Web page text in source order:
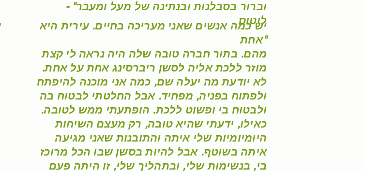
וברור בסבלנות ובנתינה של מעל ומעבר" -
לוטוס
יש כמה אנשים שאני מעריכה בחיים. עירית היא
אחת"
מהם. בתור חברה טובה שלה היה נראה לי קצת
מוזר ללכת אליה לסשן ריברסינג אחת על אחת.
לא יודעת מה יעלה שם, כמה אני מוכנה להיפתח
ולפתוח בפניה, מפחיד. אבל החלטתי לבטוח בה
ולבטוח בי ופשוט ללכת. הופתעתי ממש לטובה.
כאילו, ידעתי שהיא טובה, רק מעצם השיחות
היומיומיות שלי איתה והתובנות שאני מגיעה
איתה בשוטף. אבל להיות בסשן שבו הכל מרוכז
בי, בנשימות שלי, ובתהליך שלי, זו היתה פעם